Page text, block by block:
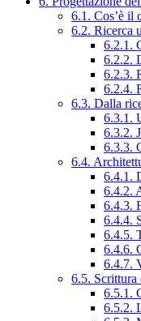
6.1. Cos’è il
6.2. Ricerca
6.2.1.
6.2.2.
6.2.3.
6.2.4.
6.3. Dalla
6.3.1.
6.3.2.
6.3.3.
6.4.
6.4.1.
6.4.2.
6.4.3.
6.4.4.
6.4.5.
6.4.6.
6.4.7.
6.5. Scrittura
6.5.1.
6.5.2.